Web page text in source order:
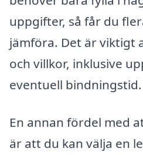
uppgifter, så får du
jämföra. Det är viktigt
och villkor, inklusive
eventuell bindningstid.
En annan fördel med
är att du kan välja en